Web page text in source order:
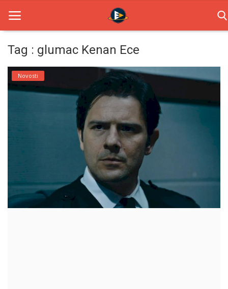
Home
Novosti
Contact
Login
Tag : glumac Kenan Ece
Novosti